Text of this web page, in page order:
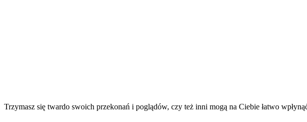
Trzymasz się twardo swoich przekonań i poglądów, czy też inni mogą na Ciebie łatwo